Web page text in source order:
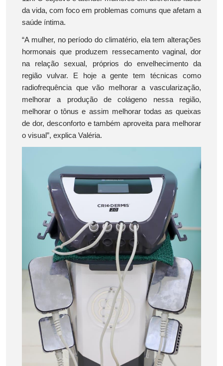
da vida, com foco em problemas comuns que afetam a
saúde íntima.
“A mulher, no período do climatério, ela tem alterações
hormonais que produzem ressecamento vaginal, dor
na relação sexual, próprios do envelhecimento da
região vulvar. E hoje a gente tem técnicas como
radiofrequência que vão melhorar a vascularização,
melhorar a produção de colágeno nessa região,
melhorar o tônus e assim melhorar todas as queixas
de dor, desconforto e também aproveita para melhorar
o visual”, explica Valéria.